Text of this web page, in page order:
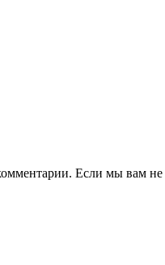
Если мы вам не